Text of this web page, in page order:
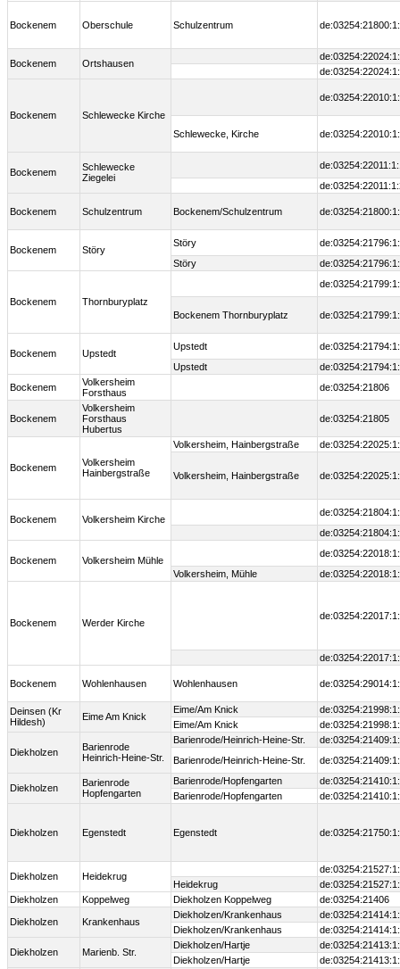
Bockenem Oberschule Schulzentrum
Bockenem Ortshausen
Bockenem Schlewecke Kirche
Schlewecke, Kirche
Bockenem
Schlewecke
Ziegelei
Bockenem Schulzentrum Bockenem/Schulzentrum
Bockenem Störy
Störy
Störy
Bockenem Thornburyplatz
Bockenem Thornburyplatz
Bockenem Upstedt
Upstedt
Upstedt
Bockenem
Volkersheim
Forsthaus
de:03254:21806
Bockenem
Volkersheim
Forsthaus
Hubertus
de:03254:21805
Bockenem
Volkersheim
Hainbergstraße
Volkersheim, Hainbergstraße
Volkersheim, Hainbergstraße
Bockenem Volkersheim Kirche
Bockenem Volkersheim Mühle
Volkersheim, Mühle
Bockenem Werder Kirche
Bockenem Wohlenhausen Wohlenhausen
Deinsen (Kr
Hildesh)
Eime Am Knick
Eime/Am Knick
Eime/Am Knick
Diekholzen
Barienrode
Heinrich-Heine-Str.
Barienrode/Heinrich-Heine-Str.
Barienrode/Heinrich-Heine-Str.
Diekholzen
Barienrode
Hopfengarten
Barienrode/Hopfengarten
Barienrode/Hopfengarten
Diekholzen Egenstedt Egenstedt
Diekholzen Heidekrug
Heidekrug
Diekholzen
Koppelweg Diekholzen Koppelweg de:03254:21406
Diekholzen Krankenhaus
Diekholzen/Krankenhaus
Diekholzen/Krankenhaus
Diekholzen Marienb. Str.
Diekholzen/Hartje
Diekholzen/Hartje